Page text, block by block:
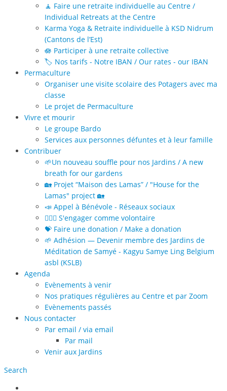
🧘 Faire une retraite individuelle au Centre /
Individual Retreats at the Centre
Karma Yoga & Retraite individuelle à KSD Nidrum
(Cantons de l’Est)
🪷 Participer à une retraite collective
🏷️ Nos tarifs - Notre IBAN / Our rates - our IBAN
Permaculture
Organiser une visite scolaire des Potagers avec ma
classe
Le projet de Permaculture
Vivre et mourir
Le groupe Bardo
Services aux personnes défuntes et à leur famille
Contribuer
🌱Un nouveau souffle pour nos Jardins / A new
breath for our gardens
🏡 Projet “Maison des Lamas” / "House for the
Lamas" project 🏡
📣 Appel à Bénévole - Réseaux sociaux
🙋🏻‍♀️ S'engager comme volontaire
💝 Faire une donation / Make a donation
🌱 Adhésion — Devenir membre des Jardins de
Méditation de Samyé - Kagyu Samye Ling Belgium
asbl (KSLB)
Agenda
Evènements à venir
Nos pratiques régulières au Centre et par Zoom
Evènements passés
Nous contacter
Par email / via email
Par mail
Venir aux Jardins
Search